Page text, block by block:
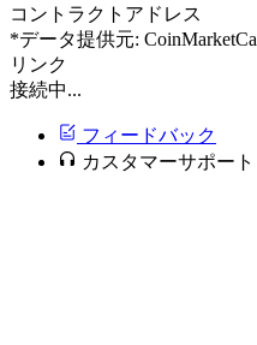
コントラクトアドレス
*データ提供元:
リンク
接続中...
フィードバック
カスタマーサポート